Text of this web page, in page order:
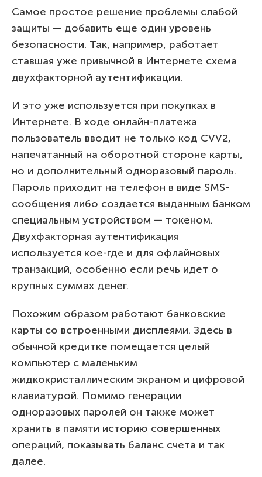
Самое простое решение проблемы слабой
защиты — добавить еще один уровень
безопасности. Так, например, работает
ставшая уже привычной в Интернете схема
двухфакторной аутентификации.
И это уже используется при покупках в
Интернете. В ходе онлайн-платежа
пользователь вводит не только код CVV2,
напечатанный на оборотной стороне карты,
но и дополнительный одноразовый пароль.
Пароль приходит на телефон в виде SMS-
сообщения либо создается выданным банком
специальным устройством — токеном.
Двухфакторная аутентификация
используется кое-где и для офлайновых
транзакций, особенно если речь идет о
крупных суммах денег.
Похожим образом работают банковские
карты со встроенными дисплеями. Здесь в
обычной кредитке помещается целый
компьютер с маленьким
жидкокристаллическим экраном и цифровой
клавиатурой. Помимо генерации
одноразовых паролей он также может
хранить в памяти историю совершенных
операций, показывать баланс счета и так
далее.